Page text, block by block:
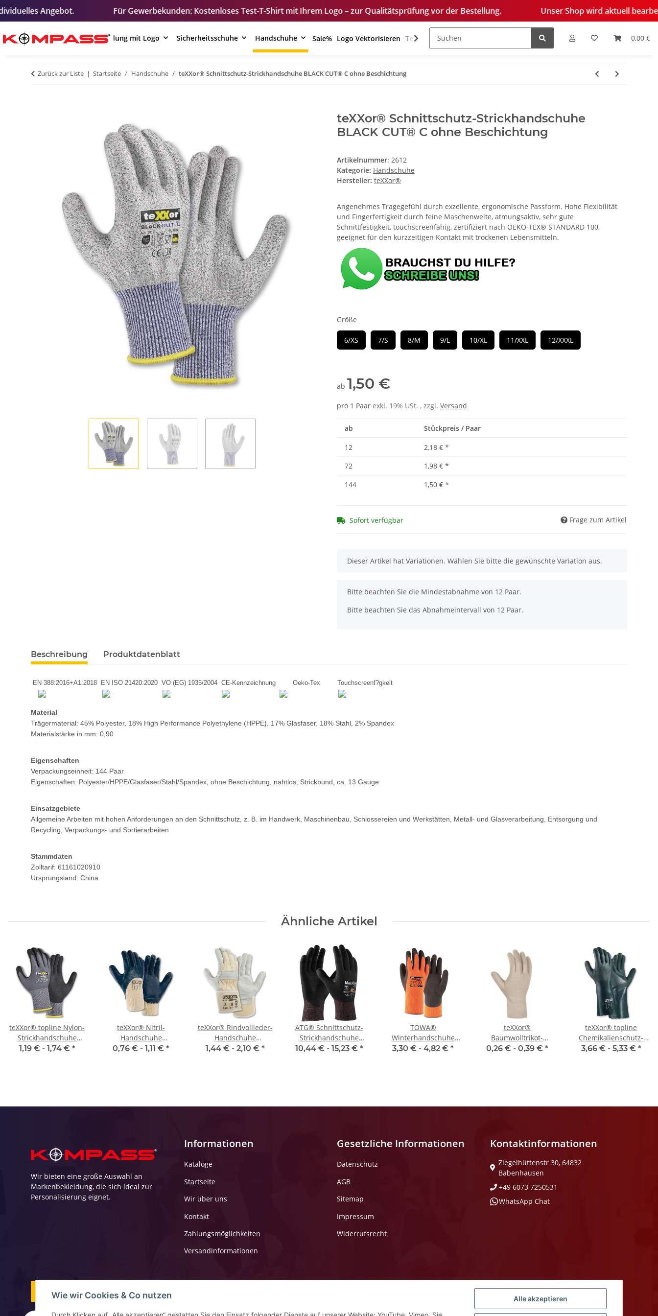
Alle akzeptieren
Wie wir Cookies & Co nutzen
Für Gewerbekunden: Kostenloses Test-T-Shirt mit Ihrem Logo – zur Qualitätsprüfung vor der Bestellung. Unser Shop wird aktuell bearbeitet. Einige
0,00 €
Arbeitskleidung mit Logo Sicherheitsschuhe Handschuhe Sale% Logo Vektorisieren Textilveredelung
Zurück zur Liste Startseite Handschuhe teXXor® Schnittschutz-Strickhandschuhe BLACK CUT® C ohne Beschichtung
teXXor® Schnittschutz-Strickhandschuhe
BLACK CUT® C ohne Beschichtung
Artikelnummer: 2612
Kategorie: Handschuhe
Hersteller: teXXor®
Angenehmes Tragegefühl durch exzellente, ergonomische Passform. Hohe Flexibilität
und Fingerfertigkeit durch feine Maschenweite, atmungsaktiv, sehr gute
Schnittfestigkeit, touchscreenfähig, zertifiziert nach OEKO-TEX® STANDARD 100,
geeignet für den kurzzeitigen Kontakt mit trockenen Lebensmitteln.
Größe
6/XS 7/S 8/M 9/L 10/XL 11/XXL 12/XXXL
ab 1,50 €
pro 1 Paar exkl. 19% USt. , zzgl. Versand
ab Stückpreis / Paar
12 2,18 € *
72
1,98 € *
144
1,50 € *
Sofort verfügbar Frage zum Artikel
x
Dieser Artikel hat Variationen. Wählen Sie bitte die gewünschte Variation aus.
x
Bitte beachten Sie die Mindestabnahme von 12 Paar.
Bitte beachten Sie das Abnahmeintervall von 12 Paar.
Beschreibung Produktdatenblatt
EN 388:2016+A1:2018 EN ISO 21420:2020 VO (EG) 1935/2004 CE-Kennzeichnung Oeko-Tex Touchscreenf?gkeit
Material
Trägermaterial: 45% Polyester, 18% High Performance Polyethylene (HPPE), 17% Glasfaser, 18% Stahl, 2% Spandex
Materialstärke in mm: 0,90
Eigenschaften
Verpackungseinheit: 144 Paar
Eigenschaften: Polyester/HPPE/Glasfaser/Stahl/Spandex, ohne Beschichtung, nahtlos, Strickbund, ca. 13 Gauge
Einsatzgebiete
Allgemeine Arbeiten mit hohen Anforderungen an den Schnittschutz, z. B. im Handwerk, Maschinenbau, Schlossereien und Werkstätten, Metall- und Glasverarbeitung, Entsorgung und
Recycling, Verpackungs- und Sortierarbeiten
Stammdaten
Zolltarif: 61161020910
Ursprungsland: China
Ähnliche Artikel
teXXor® topline Nylon-
Strickhandschuhe
NITRIL BESCHICHTET
1,19 € - 1,74 € *
teXXor® Nitril-
Handschuhe
STRICKBUND
0,76 € - 1,11 € *
teXXor® Rindvollleder-
Handschuhe
MONTBLANC III
1,44 € - 2,10 € *
ATG® Schnittschutz-
Strickhandschuhe
MaxiCut® Ultra™ (44-
10,44 € - 15,23 € *
TOWA®
Winterhandschuhe
PowerGrab® Thermo
3,30 € - 4,82 € *
teXXor®
Baumwolltrikot-
Handschuhe SCHWER
0,26 € - 0,39 € *
teXXor® topline
Chemikalienschutz-
Handschuhe PVC GRÜN
3,66 € - 5,33 € *
Wir bieten eine große Auswahl an
Markenbekleidung, die sich ideal zur
Personalisierung eignet.
Informationen
Kataloge
Startseite
Wir über uns
Kontakt
Zahlungsmöglichkeiten
Versandinformationen
Gesetzliche Informationen
Datenschutz
AGB
Sitemap
Impressum
Widerrufsrecht
Kontaktinformationen
Ziegelhüttenstr 30, 64832
Babenhausen
+49 6073 7250531
WhatsApp Chat
Vertrag widerrufen